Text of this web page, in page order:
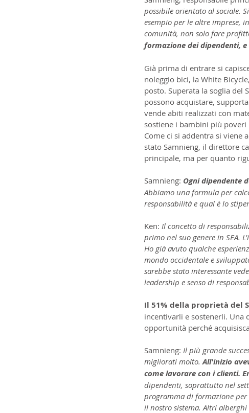
possibile orientato al sociale.
esempio per le altre imprese,
comunità, non solo fare
formazione dei dipendenti,
Già prima di entrare si
noleggio bici, la White
posto. Superata la soglia
possono acquistare,
vende abiti realizzati con
sostiene i bambini più poveri
Come ci si addentra si viene
stato Samnieng, il direttore
principale, ma per quanto
Samnieng: Ogni dipendente
Abbiamo una formula per
responsabilità e qual è lo
Ken: Il concetto di
primo nel suo genere in SEA.
Ho già avuto qualche
mondo occidentale e
sarebbe stato interessante
leadership e senso di
Il 51% della proprietà del
incentivarli e sostenerli. Una
opportunità perché
Samnieng: Il più grande
migliorati molto. All'inizio
come lavorare con i clienti.
dipendenti, soprattutto nel
programma di formazione
il nostro sistema. Altri